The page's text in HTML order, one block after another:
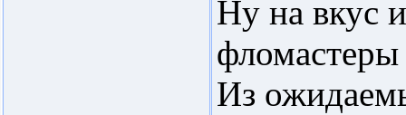
Ну на вкус
Из